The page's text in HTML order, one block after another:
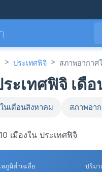
> ประเทศฟิจิ > สภาพอากาศ
ะเทศฟิจิ เดื
นเดือนสิงหาคม สภาพอา
เมืองใน ประเทศฟิจิ
ภูมิต่ำเฉลี่ย ปริม